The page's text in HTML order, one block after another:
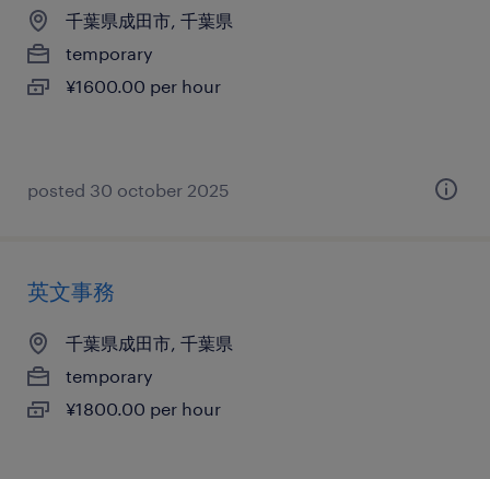
千葉県成田市, 千葉県
temporary
¥1600.00 per hour
posted 30 october 2025
英文事務
千葉県成田市, 千葉県
temporary
¥1800.00 per hour